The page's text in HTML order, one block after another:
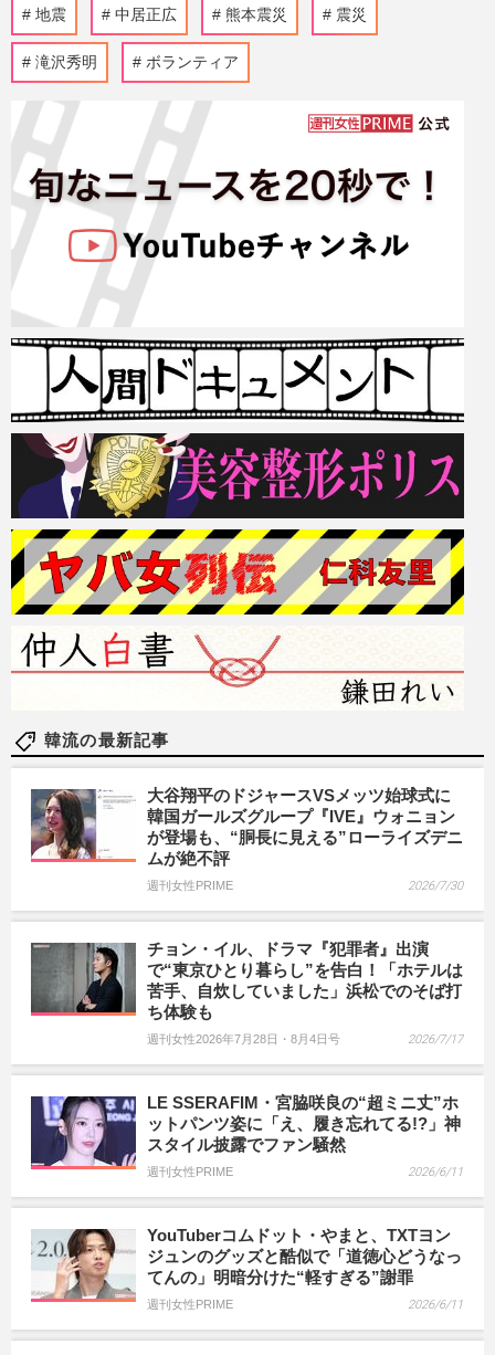
地震 中居正広 熊本震災 震災
滝沢秀明 ボランティア
韓流の最新記事
大谷翔平のドジャースVSメッツ始球式に
韓国ガールズグループ『IVE』ウォニョン
が登場も、“胴長に見える”ローライズデニ
ムが絶不評
週刊女性PRIME 2026/7/30
チョン・イル、ドラマ『犯罪者』出演
で“東京ひとり暮らし”を告白！「ホテルは
苦手、自炊していました」浜松でのそば打
ち体験も
週刊女性2026年7月28日・8月4日号 2026/7/17
LE SSERAFIM・宮脇咲良の“超ミニ丈”ホ
ットパンツ姿に「え、履き忘れてる!?」神
スタイル披露でファン騒然
週刊女性PRIME 2026/6/11
YouTuberコムドット・やまと、TXTヨン
ジュンのグッズと酷似で「道徳心どうなっ
てんの」明暗分けた“軽すぎる”謝罪
週刊女性PRIME 2026/6/11